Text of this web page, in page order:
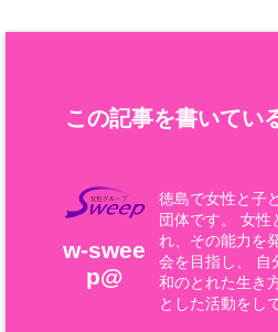
この記事を書いてい
w-swee
p@
徳島で女性と子
団体です。 女性
れ、その能力を
会を目指し、 自
和のとれた生き
とした活動をし